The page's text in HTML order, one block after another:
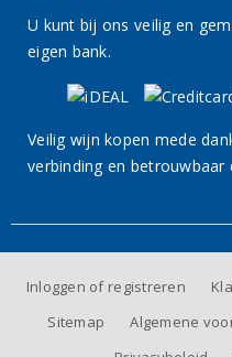
U kunt bij ons veilig en
eigen bank.
Veilig wijn kopen mede
verbinding en betrouwbaar
Inloggen of registreren
Sitemap
Algemene